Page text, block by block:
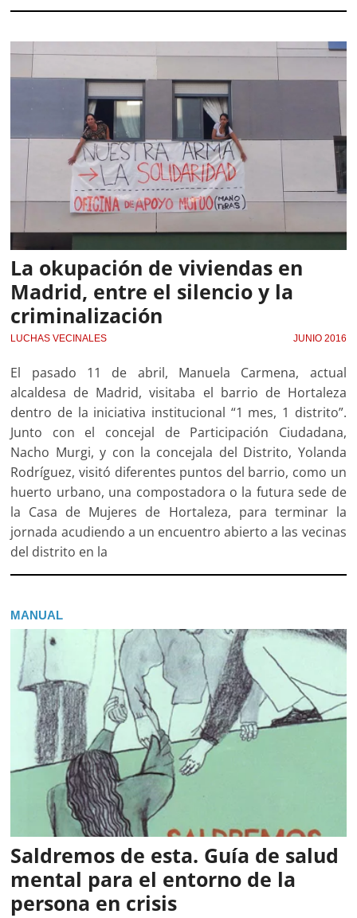
La okupación de viviendas en
Madrid, entre el silencio y la
criminalización
LUCHAS VECINALES JUNIO 2016
El pasado 11 de abril, Manuela Carmena, actual
alcaldesa de Madrid, visitaba el barrio de Hortaleza
dentro de la iniciativa institucional “1 mes, 1 distrito”.
Junto con el concejal de Participación Ciudadana,
Nacho Murgi, y con la concejala del Distrito, Yolanda
Rodríguez, visitó diferentes puntos del barrio, como un
huerto urbano, una compostadora o la futura sede de
la Casa de Mujeres de Hortaleza, para terminar la
jornada acudiendo a un encuentro abierto a las vecinas
del distrito en la
MANUAL
Saldremos de esta. Guía de salud
mental para el entorno de la
persona en crisis